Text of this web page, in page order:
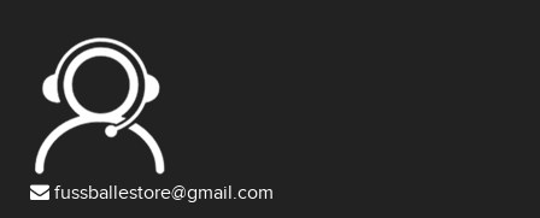
fussballestore@gmail.com